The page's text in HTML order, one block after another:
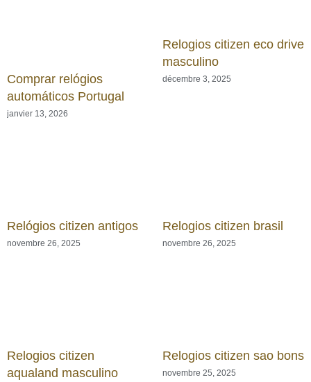
Comprar relógios
automáticos Portugal
janvier 13, 2026
Relogios citizen eco drive
masculino
décembre 3, 2025
Relógios citizen antigos
novembre 26, 2025
Relogios citizen brasil
novembre 26, 2025
Relogios citizen
aqualand masculino
Relogios citizen sao bons
novembre 25, 2025